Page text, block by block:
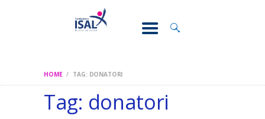
HOME TAG: DONATORI
Tag: donatori
CONOSCI IL
DOLORE
RICERCA
FORMAZIONE